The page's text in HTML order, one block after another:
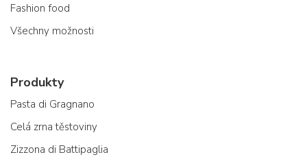
Fashion food
Všechny možnosti
Produkty
Pasta di Gragnano
Celá zrna těstoviny
Zizzona di Battipaglia